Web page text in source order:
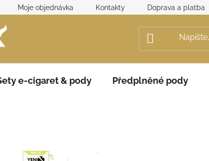
Moje objednávka Kontakty Doprava a platba
e-cigaret & pody Předplněné pody